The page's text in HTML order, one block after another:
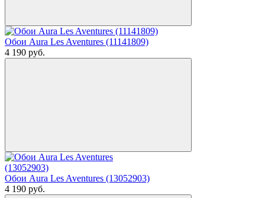
Обои Aura Les Aventures (11141809)
4 190 руб.
Обои Aura Les Aventures (13052903)
4 190 руб.